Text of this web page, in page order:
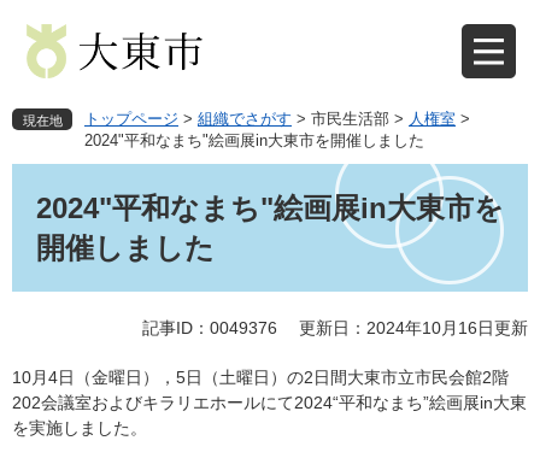
先
で
を
ば
へ
現在地 トップページ > 組織でさがす > 市民生活部 > 人権室 >
2024"平和なまち"絵画展in大東市を開催しました
2024"平和なまち"絵画展in大東市を
開催しました
記事ID：0049376 更新日：2024年10月16日更新
10月4日（金曜日），5日（土曜日）の2日間大東市立市民会館2階
202会議室およびキラリエホールにて2024“平和なまち”絵画展in大東
を実施しました。